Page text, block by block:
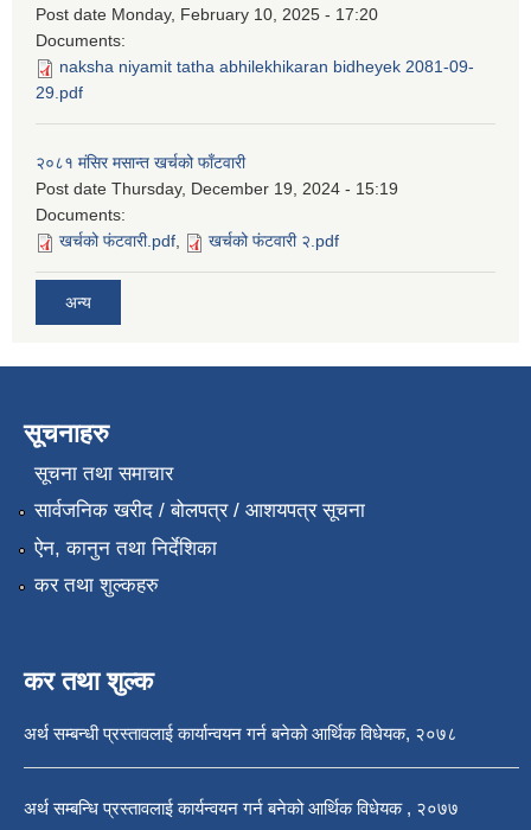
Post date Monday, February 10, 2025 - 17:20
Documents:
naksha niyamit tatha abhilekhikaran bidheyek 2081-09-
29.pdf
२०८१ मंसिर मसान्त खर्चको फाँटवारी
Post date Thursday, December 19, 2024 - 15:19
Documents:
खर्चको फंटवारी.pdf, खर्चको फंटवारी २.pdf
अन्य
सूचनाहरु
सूचना तथा समाचार
सार्वजनिक खरीद / बोलपत्र / आशयपत्र सूचना
ऐन, कानुन तथा निर्देशिका
कर तथा शुल्कहरु
कर तथा शुल्क
अर्थ सम्बन्धी प्रस्तावलाई कार्यान्वयन गर्न बनेको आर्थिक विधेयक, २०७८
अर्थ सम्बन्धि प्रस्तावलाई कार्यन्वयन गर्न बनेको आर्थिक विधेयक , २०७७